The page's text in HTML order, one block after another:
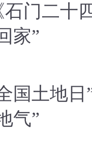
门二十
家”
国土地日
气”